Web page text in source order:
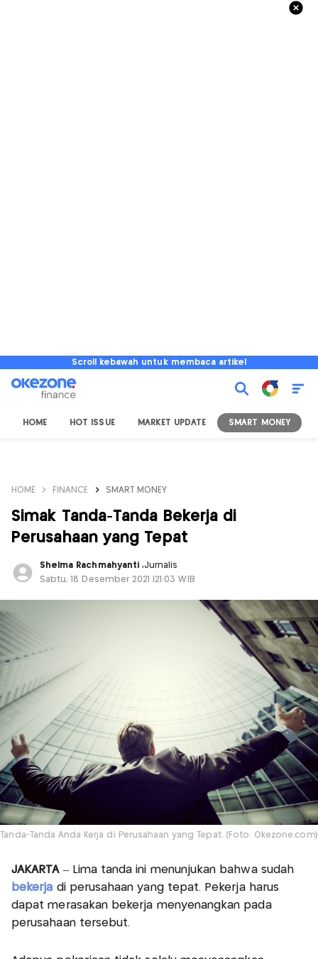
Scroll kebawah untuk membaca artikel
HOME HOT ISSUE MARKET UPDATE SMART MONEY
HOME FINANCE SMART MONEY
Simak Tanda-Tanda Bekerja di
Perusahaan yang Tepat
Shelma Rachmahyanti ,Jurnalis
Sabtu, 18 Desember 2021 |21:03 WIB
Tanda-Tanda Anda Kerja di Perusahaan yang Tepat. (Foto: Okezone.com)
JAKARTA– Lima tanda ini menunjukan bahwa sudah
bekerja di perusahaan yang tepat. Pekerja harus
dapat merasakan bekerja menyenangkan pada
perusahaan tersebut.